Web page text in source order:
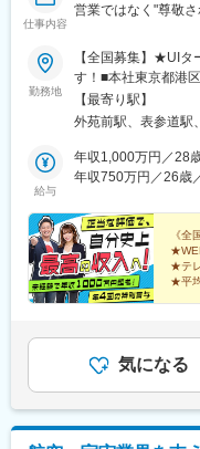
仕事内容
営業ではなく"尊敬さ
勤務地
【全国募集】★UI
す！■本社東京都港
なし※本社に出社す
◎■勤務地・全国の
勤務候補地：北海道
県、福島県、茨城県
県、岐阜県、静岡県
府、兵庫県、奈良県
県、山口県、徳島県
県、長崎県、熊本県
【最寄り駅】
外苑前駅、表参道駅
給与
年収1,000万円／28
年収750万円／26歳
《全
★テ
★平
気になる